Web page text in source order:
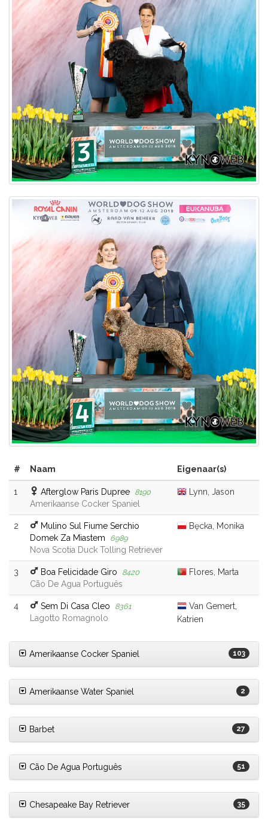
# Naam Eigenaar(s)
1 Afterglow Paris Dupree 8190
Amerikaanse Cocker Spaniel
Lynn, Jason
2
Mulino Sul Fiume Serchio
Domek Za Miastem
6989
Nova Scotia Duck Tolling Retriever
Bęcka, Monika
3 Boa Felicidade Giro 8420
Cão De Agua Português
Flores, Marta
4 Sem Di Casa Cleo 8361
Lagotto Romagnolo
Van Gemert,
Katrien
Amerikaanse Cocker Spaniel 103
Amerikaanse Water Spaniel 2
Barbet 27
Cão De Agua Português 51
Chesapeake Bay Retriever 35